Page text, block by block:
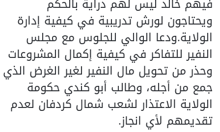
ويحتاجون لورش تدريبية في كيفية إدارة
الولاية.ودعا الوالي للجلوس مع مجلس
النفير للتفاكر في كيفية إكمال المشروعات
وحذر من تحويل مال النفير لغير الغرض الذي
جمع من أجله، وطالب أبو كندي حكومة
الولاية الاعتذار لشعب شمال كردفان لعدم
تقديمهم لأي انجاز.